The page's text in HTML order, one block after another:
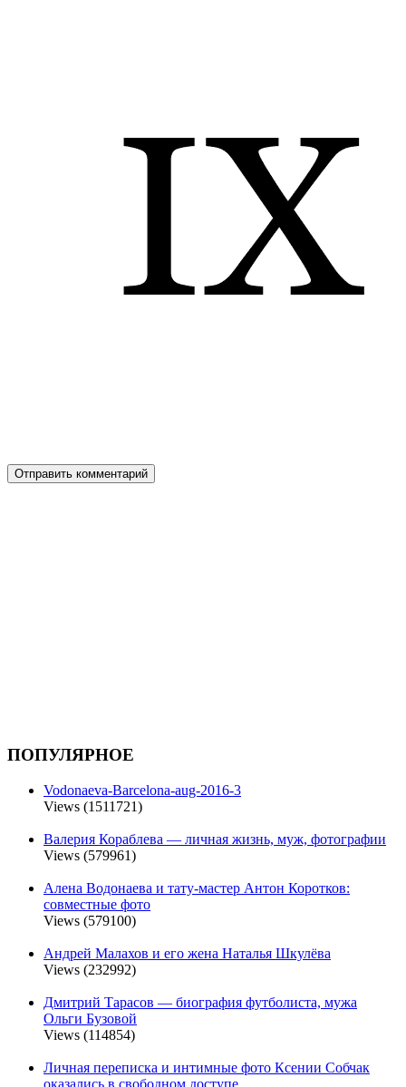
ПОПУЛЯРНОЕ
Vodonaeva-Barcelona-aug-2016-3
Views (1511721)
Валерия Кораблева — личная жизнь, муж, фотографии
Views (579961)
Алена Водонаева и тату-мастер Антон Коротков:
совместные фото
Views (579100)
Андрей Малахов и его жена Наталья Шкулёва
Views (232992)
Дмитрий Тарасов — биография футболиста, мужа
Ольги Бузовой
Views (114854)
Личная переписка и интимные фото Ксении Собчак
оказались в свободном доступе